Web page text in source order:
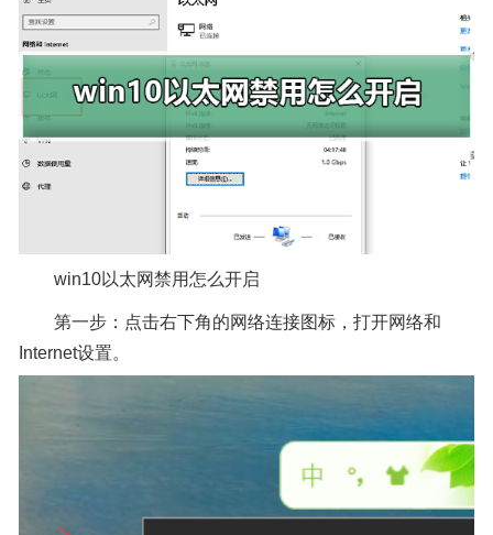
win10以太网禁用怎么开启
第一步：点击右下角的网络连接图标，打开网络和
Internet设置。